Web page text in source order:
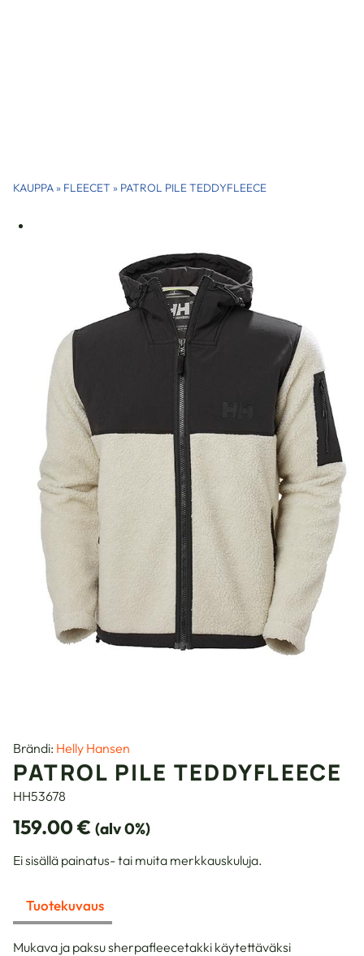
KAUPPA» FLEECET » PATROL PILE TEDDYFLEECE
Brändi: Helly Hansen
PATROL PILE TEDDYFLEECE
HH53678
159.00€ (alv 0%)
Ei sisällä painatus- tai muita merkkauskuluja.
Tuotekuvaus
Mukava ja paksu sherpafleecetakki käytettäväksi